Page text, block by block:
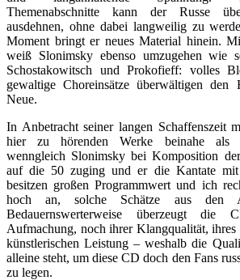
Themenabschnitte kann der Russe
ausdehnen, ohne dabei langweilig zu
Moment bringt er neues Material hinein.
weiß Slonimsky ebenso umzugehen wie
Schostakowitsch und Prokofieff: volles
gewaltige Choreinsätze überwältigen
Neue.
In Anbetracht seiner langen Schaffenszeit
hier zu hörenden Werke beinahe als
wenngleich Slonimsky bei Komposition
auf die 50 zuging und er die Kantate
besitzen großen Programmwert und ich
hoch an, solche Schätze aus den
Bedauernswerterweise überzeugt
Aufmachung, noch ihrer Klangqualität, ihres
künstlerischen Leistung – weshalb die
alleine steht, um diese CD doch den Fans
zu legen.